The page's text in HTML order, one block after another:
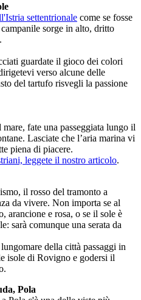
settentrionale come se fosse
sorge in alto, dritto
guardate il gioco dei colori
verso alcune delle
del tartufo risvegli la passione
fate una passeggiata lungo il
Lasciate che l’aria marina vi
piena di piacere.
leggete il nostro articolo.
il rosso del tramonto a
da vivere. Non importa se al
arancione e rosa, o se il sole è
sarà comunque una serata da
della città passaggi in
isole di Rovigno e godersi il
Pola